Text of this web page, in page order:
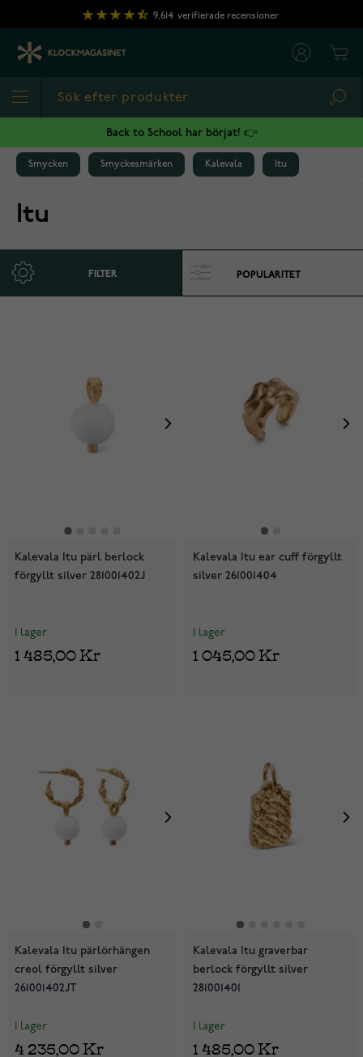
Hoppa till innehållet
9,614 verifierade recensioner
Back to School har börjat! 👉
Smycken Smyckesmärken Kalevala Itu
Itu
FILTER
Kalevala Itu pärl berlock
förgyllt silver 281001402J
I lager
1 485,00 Kr
Kalevala Itu ear cuff förgyllt
silver 261001404
I lager
1 045,00 Kr
Kalevala Itu pärlörhängen
creol förgyllt silver
261001402JT
I lager
4 235,00 Kr
Kalevala Itu graverbar
berlock förgyllt silver
281001401
I lager
1 485,00 Kr